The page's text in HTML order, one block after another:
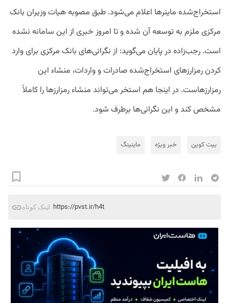
استخراج‌شده ماینرها اعلام می‌شود. طبق مصوبه هیات وزیران بانک
مرکزی ملزم به توسعه آن شده و تا امروز خبری از این سامانه نشده
است. رجب‌زاده در پایان می‌گوید: از نگرانی‌های بانک مرکزی برای وارد
کردن رمزارزهای استخراج‌شده صادرات و واردات، منشاء این
رمزارزهاست. در اینجا هم استخر می‌تواند منشاء رمزارزها را کاملاً
مشخص کند و این نگرانی‌ها برطرف شود.
بیت کوین خبر ویژه ماینینگ
لینک کوتاه https://pvst.ir/h4t